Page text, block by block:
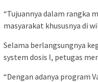
“Tujuannya dalam rangka
masyarakat khususnya di
Selama berlangsungnya
system dosis I, petugas
“Dengan adanya program